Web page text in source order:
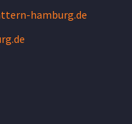
hamburg.de